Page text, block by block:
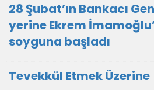
28 Şubat’ın Bankacı
yerine Ekrem
soyguna başladı
Tevekkül Etmek Üzerine